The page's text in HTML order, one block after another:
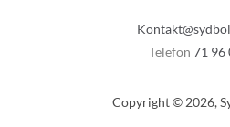
Telefon 71 96
Copyright © 2026,